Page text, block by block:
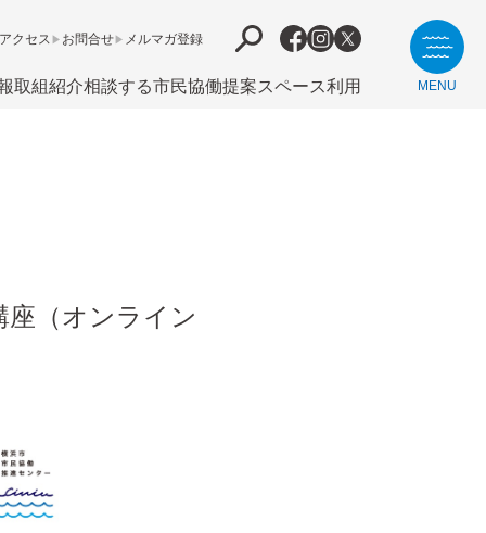
取組紹介相談する市⺠協働提案スペース利用
クセス お問合せ メルマガ登録
MENU
（オンライン